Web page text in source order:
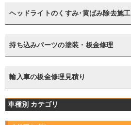
ヘッドライトのくすみ･黄ばみ除去施工
持ち込みパーツの塗装・板金修理
輸入車の板金修理見積り
車種別 カテゴリ